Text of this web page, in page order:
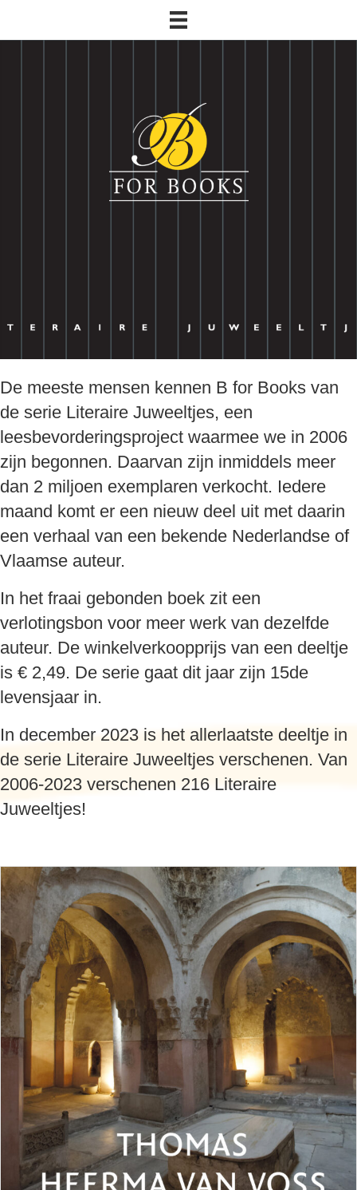
De meeste mensen kennen B for Books van
de serie Literaire Juweeltjes, een
leesbevorderingsproject waarmee we in 2006
zijn begonnen. Daarvan zijn inmiddels meer
dan 2 miljoen exemplaren verkocht. Iedere
maand komt er een nieuw deel uit met daarin
een verhaal van een bekende Nederlandse of
Vlaamse auteur.
In het fraai gebonden boek zit een
verlotingsbon voor meer werk van dezelfde
auteur. De winkelverkoopprijs van een deeltje
is € 2,49. De serie gaat dit jaar zijn 15de
levensjaar in.
In december 2023 is het allerlaatste deeltje in
de serie Literaire Juweeltjes verschenen. Van
2006-2023 verschenen 216 Literaire
Juweeltjes!